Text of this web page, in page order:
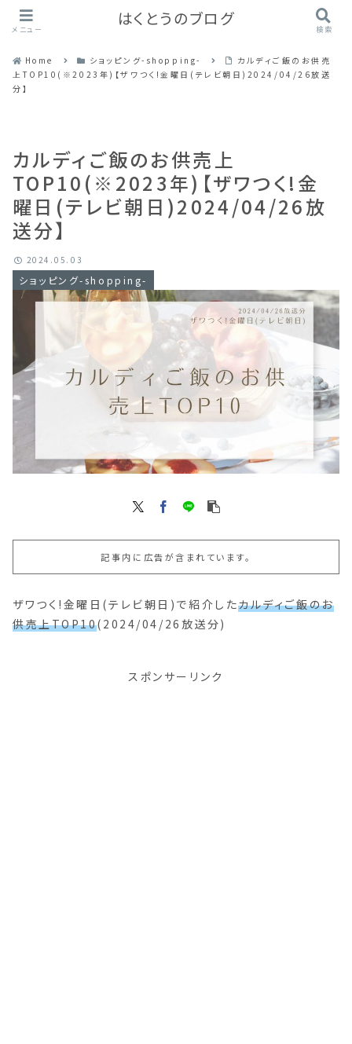
Home ショッピング-shopping-
カルディご飯のお供売
上TOP10(※2023年)【ザワつく!金曜日(テレビ朝日)2024/04/26放送
分】
カルディご飯のお供売上
TOP10(※2023年)【ザワつく!金
曜日(テレビ朝日)2024/04/26放
送分】
ショッピング-shopping-
2024.05.03
記事内に広告が含まれています。
ザワつく!金曜日(テレビ朝日)で紹介したカルディご飯のお
供売上TOP10(2024/04/26放送分)
スポンサーリンク
メニュー
はくとうのブログ
検索